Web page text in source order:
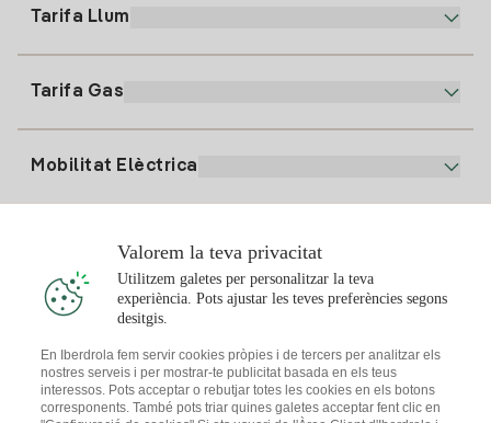
91 919 52 73
clientes@tuiberdrola.es
Alta Gas
Tarifa Llum
Tarifa Gas
Mobilitat Elèctrica
Punts de Recàrrega
Simulador Plaques Solars
Comunitats Solars
T'interessa
Consells Llum
Descarrega l'App Iberdola Clients
Valorem la teva privacitat
Utilitzem galetes per personalitzar la teva
experiència. Pots ajustar les teves preferències segons
desitgis.
En Iberdrola fem servir cookies pròpies i de tercers per analitzar els
nostres serveis i per mostrar-te publicitat basada en els teus
interessos. Pots acceptar o rebutjar totes les cookies en els botons
corresponents. També pots triar quines galetes acceptar fent clic en